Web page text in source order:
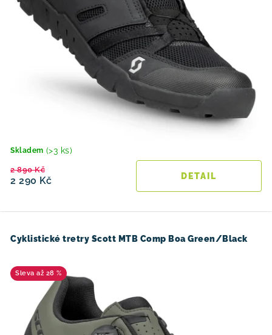
Skladem (>3 ks)
2 290 Kč
2 890 Kč
Cyklistické tretry Scott MTB Comp Boa Green/Black
až 28 %